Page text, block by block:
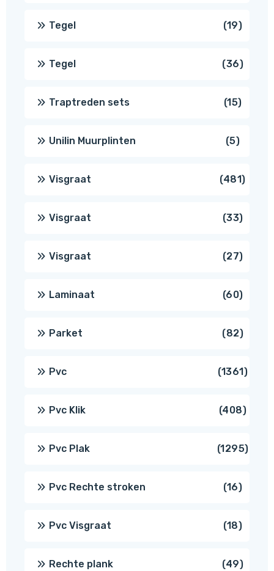
Tegel 1919
Tegel 3636
Traptreden sets 1515
Unilin Muurplinten 55
Visgraat 481481
Visgraat 3333
Visgraat 2727
Laminaat 6060
Parket 8282
Pvc 13611361
Pvc Klik 408408
Pvc Plak 12951295
Pvc Rechte stroken 1616
Pvc Visgraat 1818
Rechte plank 4949